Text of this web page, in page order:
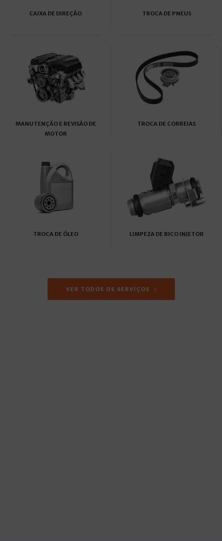
CAIXA DE DIREÇÃO TROCA DE PNEUS
MANUTENÇÃO E REVISÃO DE
MOTOR
TROCA DE CORREIAS
TROCA DE ÓLEO LIMPEZA DE BICO INJETOR
VER TODOS OS SERVIÇOS